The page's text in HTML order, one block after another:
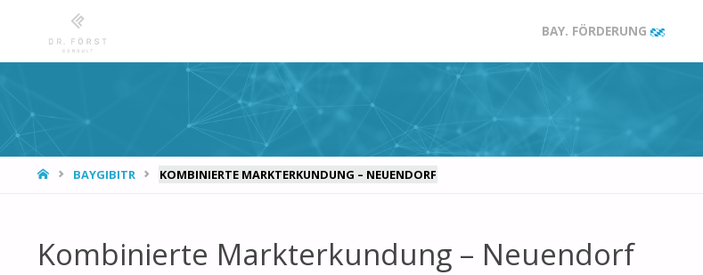
Zum
springen
BAY. FÖRDERUNG
STARTBAYGIBITR KOMBINIERTE MARKTERKUNDUNG – NEUENDORF
Kombinierte Markterkundung – Neuendorf